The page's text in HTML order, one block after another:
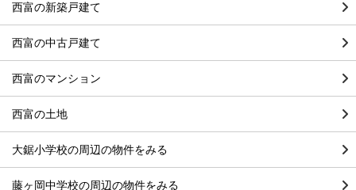
西富の新築戸建て
西富の中古戸建て
西富のマンション
西富の土地
大鋸小学校の周辺の物件をみる
藤ヶ岡中学校の周辺の物件をみる